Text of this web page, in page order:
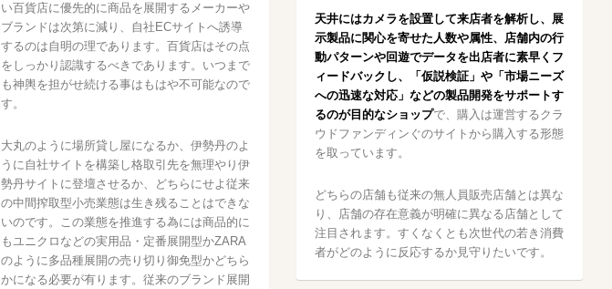
い百貨店に優先的に商品を展開するメーカーや
ブランドは次第に減り、自社ECサイトへ誘導
するのは自明の理であります。百貨店はその点
をしっかり認識するべきであります。いつまで
も神輿を担がせ続ける事はもはや不可能なので
す。
大丸のように場所貸し屋になるか、伊勢丹のよ
うに自社サイトを構築し格取引先を無理やり伊
勢丹サイトに登壇させるか、どちらにせよ従来
の中間搾取型小売業態は生き残ることはできな
いのです。この業態を推進する為には商品的に
もユニクロなどの実用品・定番展開型かZARA
のように多品種展開の売り切り御免型かどちら
かになる必要が有ります。従来のブランド展開
天井にはカメラを設置して来店者を解析し、展
示製品に関心を寄せた人数や属性、店舗内の行
動パターンや回遊でデータを出店者に素早くフ
ィードバックし、「仮説検証」や「市場ニーズ
への迅速な対応」などの製品開発をサポートす
るのが目的なショップで、購入は運営するクラ
ウドファンディンぐのサイトから購入する形態
を取っています。
どちらの店舗も従来の無人員販売店舗とは異な
り、店舗の存在意義が明確に異なる店舗として
注目されます。すくなくとも次世代の若き消費
者がどのように反応するか見守りたいです。